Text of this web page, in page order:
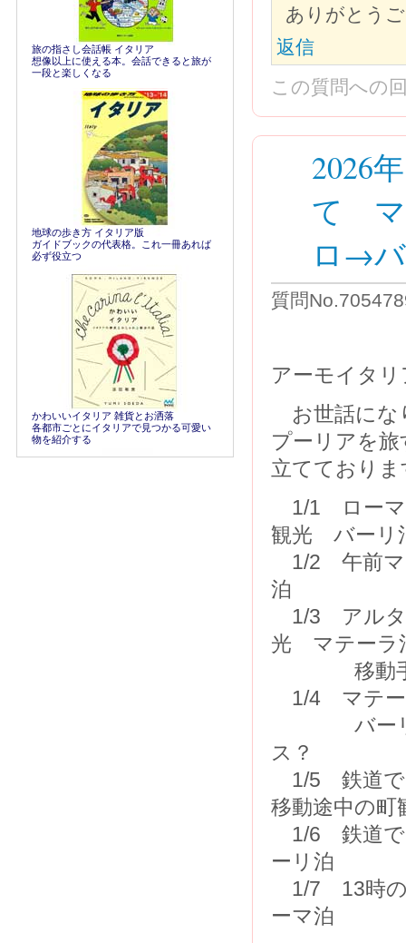
ありがとう
返信
この質問への
2026
て マ
ロ→
質問
アーモイタ
お世話にな
プーリアを
立てておりま
1/1 ローマ
観光 バーリ
1/2 午前マ
泊
1/3 アルタ
光 マテーラ
移動手
1/4 マテー
バーリ経
ス？
1/5 鉄道で
移動途中の
1/6 鉄道で
ーリ泊
1/7 13時
ーマ泊
旅の指さし会話帳 イタリア
想像以上に使える本。会話できると旅が
一段と楽しくなる
地球の歩き方 イタリア版
ガイドブックの代表格。これ一冊あれば
必ず役立つ
かわいいイタリア 雑貨とお洒落
各都市ごとにイタリアで見つかる可愛い
物を紹介する